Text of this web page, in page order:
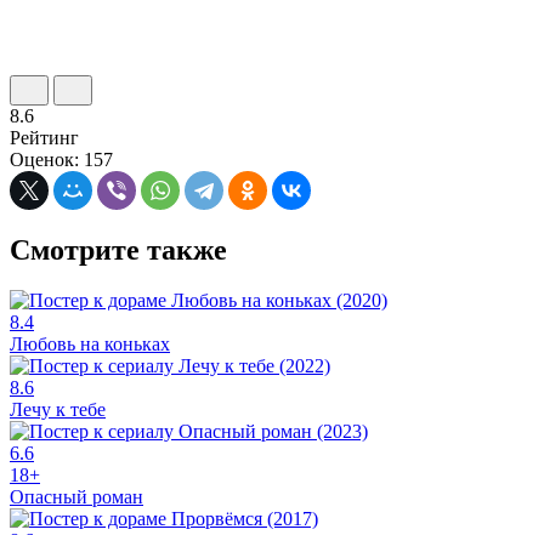
8.6
Рейтинг
Оценок: 157
Смотрите также
8.4
Любовь на коньках
8.6
Лечу к тебе
6.6
18+
Опасный роман